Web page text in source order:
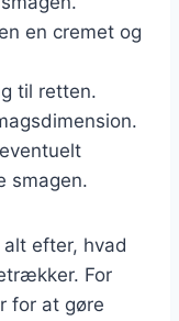
en cremet og
til retten.
smagen.
efter, hvad
For
for at gøre